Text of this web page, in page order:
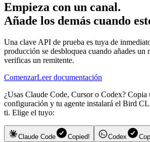
Empieza con un canal.
Añade los demás cuando
Una clave API de prueba es tuya de
producción se desbloquea cuando añades un
verificas un remitente.
ComenzarLeer documentación
¿Usas Claude Code, Cursor o Codex? Copia
configuración y tu agente instalará el Bird
ti. Elige el tuyo:
Claude Code Copied! Codex